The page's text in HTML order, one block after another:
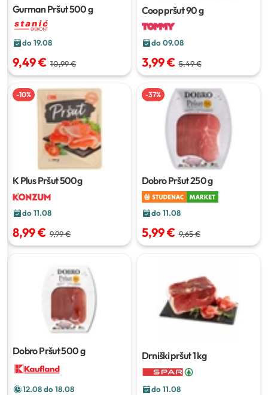
Gurman Pršut500 g
do 19.08
9,49 € 10,99 €
Coop pršut90 g
do 09.08
3,99 € 5,49 €
-10%
K Plus Pršut500g
do 11.08
8,99 € 9,99 €
-37%
Dobro Pršut250 g
do 11.08
5,99 € 9,65 €
Dobro Pršut500 g
12.08 do 18.08
Drniški pršut1 kg
do 11.08